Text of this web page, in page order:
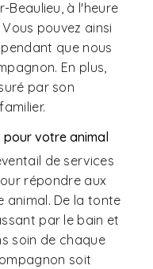
Beaulieu, à l'heure
pouvez ainsi
que nous
En plus,
par son
votre animal
de services
répondre aux
animal. De la tonte
par le bain et
soin de chaque
soit